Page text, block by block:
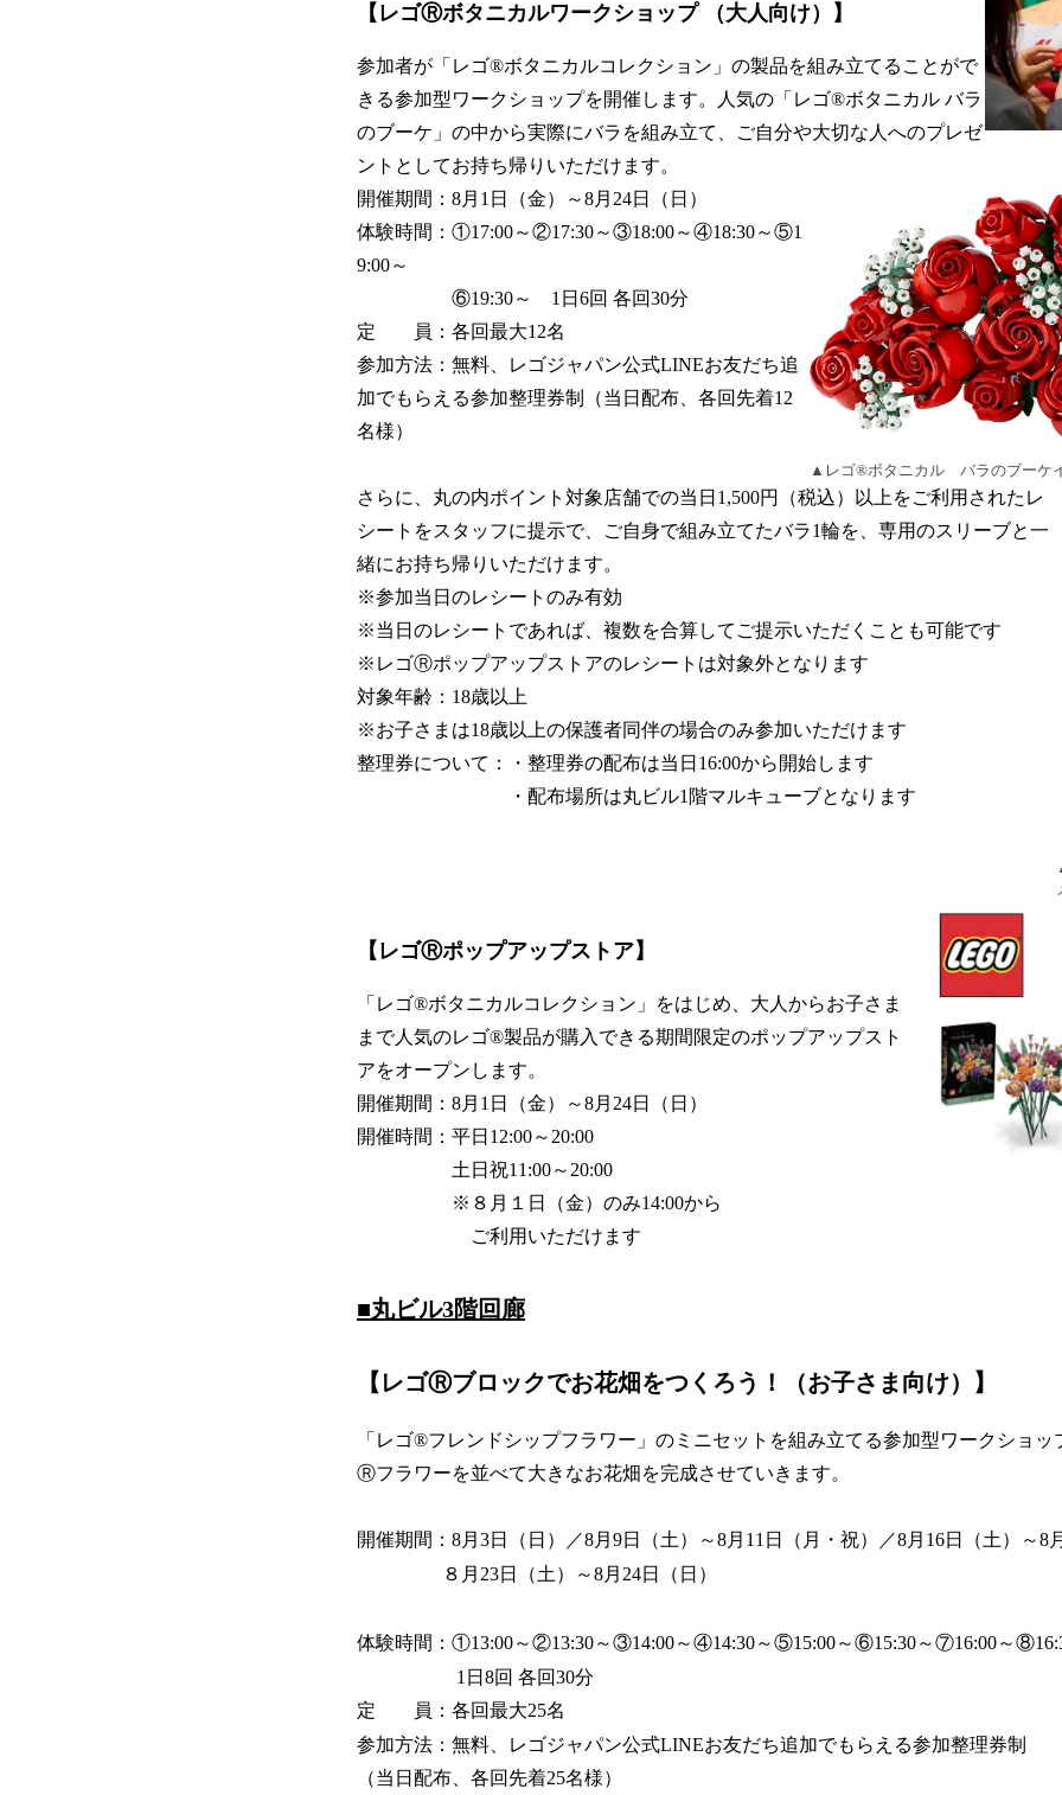
【レゴⓇボタニカルワークショップ （大人向け）】
参加者が「レゴ®ボタニカルコレクション」の製品を組み立てることがで
きる参加型ワークショップを開催します。人気の「レゴ®ボタニカル バラ
のブーケ」の中から実際にバラを組み立て、ご自分や大切な人へのプレゼ
ントとしてお持ち帰りいただけます。
開催期間：8月1日（金）～8月24日（日）
体験時間：①17:00～②17:30～③18:00～④18:30～⑤1
9:00～
⑥19:30～ 1日6回 各回30分
定 員：各回最大12名
参加方法：無料、レゴジャパン公式LINEお友だち追
加でもらえる参加整理券制（当日配布、各回先着12
名様）
▲レゴ®ボタニカル バラのブーケ
さらに、丸の内ポイント対象店舗での当日1,500円（税込）以上をご利用されたレ
シートをスタッフに提示で、ご自身で組み立てたバラ1輪を、専用のスリーブと一
緒にお持ち帰りいただけます。
※参加当日のレシートのみ有効
※当日のレシートであれば、複数を合算してご提示いただくことも可能です
※レゴⓇポップアップストアのレシートは対象外となります
対象年齢：18歳以上
※お子さまは18歳以上の保護者同伴の場合のみ参加いただけます
整理券について：・整理券の配布は当日16:00から開始します
・配布場所は丸ビル1階マルキューブとなります
【レゴⓇポップアップストア】
「レゴ®ボタニカルコレクション」をはじめ、大人からお子さま
まで人気のレゴ®製品が購入できる期間限定のポップアップスト
アをオープンします。
開催期間：8月1日（金）～8月24日（日）
開催時間：平日12:00～20:00
土日祝11:00～20:00
※８月１日（金）のみ14:00から
ご利用いただけます
■丸ビル3階回廊
【レゴⓇブロックでお花畑をつくろう！（お子さま向け）】
「レゴ®フレンドシップフラワー」のミニセットを組み立てる参加型ワークショ
Ⓡフラワーを並べて大きなお花畑を完成させていきます。
開催期間：8月3日（日）／8月9日（土）～8月11日（月・祝）／8月16日（土）～8
８月23日（土）～8月24日（日）
体験時間：①13:00～②13:30～③14:00～④14:30～⑤15:00～⑥15:30～⑦16:00～
1日8回 各回30分
定 員：各回最大25名
参加方法：無料、レゴジャパン公式LINEお友だち追加でもらえる参加整理券制
（当日配布、各回先着25名様）